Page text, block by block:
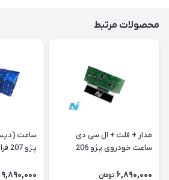
محصولات مرتبط
مدار + فلت + ال سی دی
ساعت خودروی پژو 206
6,890,000 تومان
پژو 207 فرانسوی
9,890,000